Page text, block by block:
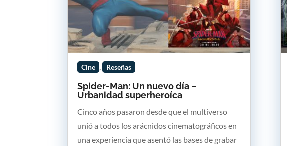
Spider-Man: Un nuevo día –
Urbanidad superheroíca
Cine Reseñas
Cinco años pasaron desde que el multiverso
unió a todos los arácnidos cinematográficos en
una experiencia que asentó las bases de grabar